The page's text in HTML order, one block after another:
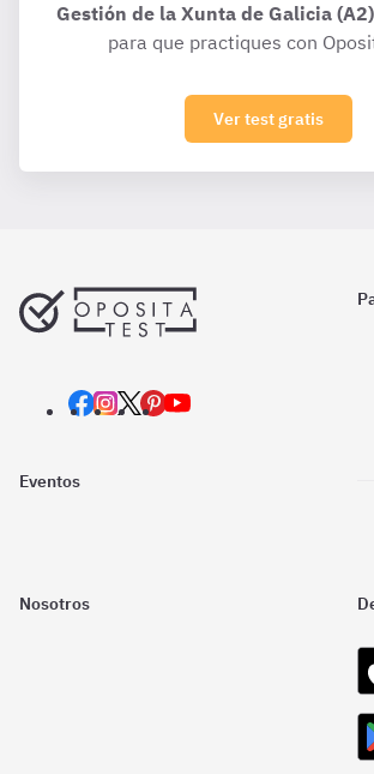
Gestión de la Xunta de Galicia
para que practiques con
Ver test gratis
Eventos
Nosotros